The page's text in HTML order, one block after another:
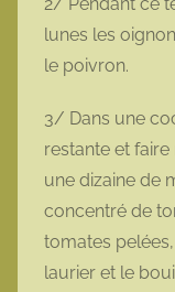
lunes les
le poivron.
3/ Dans une
restante et
une dizaine de
concentré de
tomates
laurier et le